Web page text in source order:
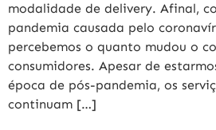
modalidade de delivery. Afinal,
pandemia causada pelo
percebemos o quanto mudou o
consumidores. Apesar de
época de pós-pandemia, os
continuam […]